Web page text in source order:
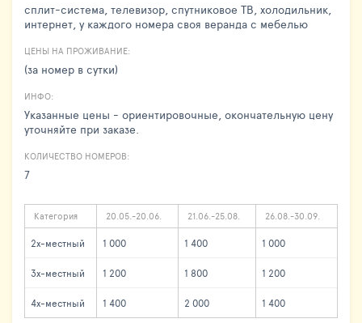
сплит-система, телевизор, спутниковое ТВ, холодильник,
интернет, у каждого номера своя веранда с мебелью
ЦЕНЫ НА ПРОЖИВАНИЕ:
(за номер в сутки)
ИНФО:
Указанные цены - ориентировочные, окончательную цену
уточняйте при заказе.
КОЛИЧЕСТВО НОМЕРОВ:
7
Категория 20.05.-20.06. 21.06.-25.08. 26.08.-30.09.
2х-местный 1 000 1 400 1 000
3х-местный 1 200 1 800 1 200
4х-местный 1 400 2 000 1 400